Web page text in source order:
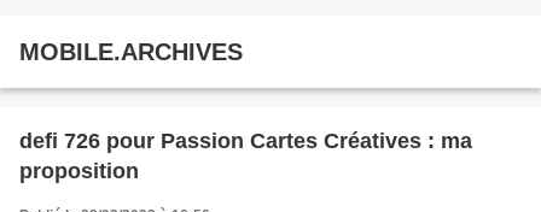
MOBILE.ARCHIVES
defi 726 pour Passion Cartes Créatives : ma
proposition